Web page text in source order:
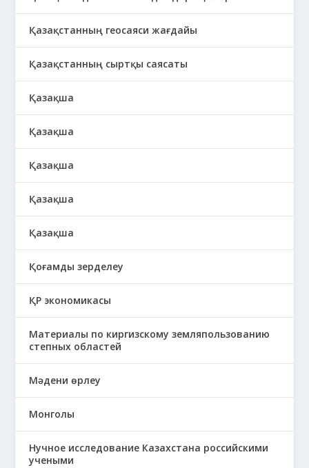
Қазақстанның геосаяси жағдайы
Қазақстанның сыртқы саясаты
Қазақша
Қазақша
Қазақша
Қазақша
Қазақша
Қоғамды зерделеу
ҚР экономикасы
Материалы по киргизскому земляпользованию
степных областей
Мәдени өрлеу
Монголы
Нучное исследование Казахстана российскими
учеными